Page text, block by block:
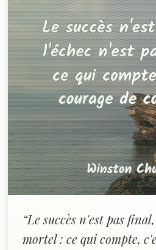
“Le succès n'est pas
mortel : ce qui compte,